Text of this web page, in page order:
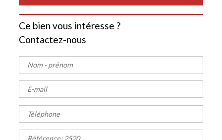
Ce bien vous intéresse ?
Contactez-nous